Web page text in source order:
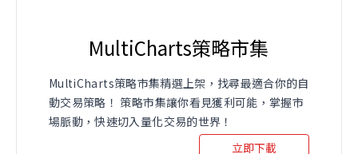
MultiCharts策略市集
MultiCharts策略市集精選上架，找尋最適合你的自
動交易策略！ 策略市集讓你看見獲利可能，掌握市
場脈動，快速切入量化交易的世界！
立即下載